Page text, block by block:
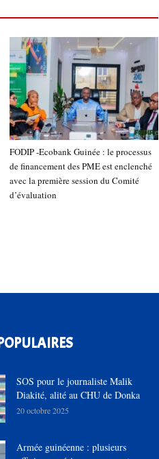
FODIP -Ecobank Guinée : le processus
de financement des PME est enclenché
avec la première session du Comité
d’évaluation
SOS pour le journaliste Malik
Diakité, alité au CHU de Donka
20 octobre 2025
Armée guinéenne : plusieurs